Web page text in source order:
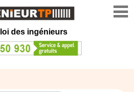
des ingénieurs